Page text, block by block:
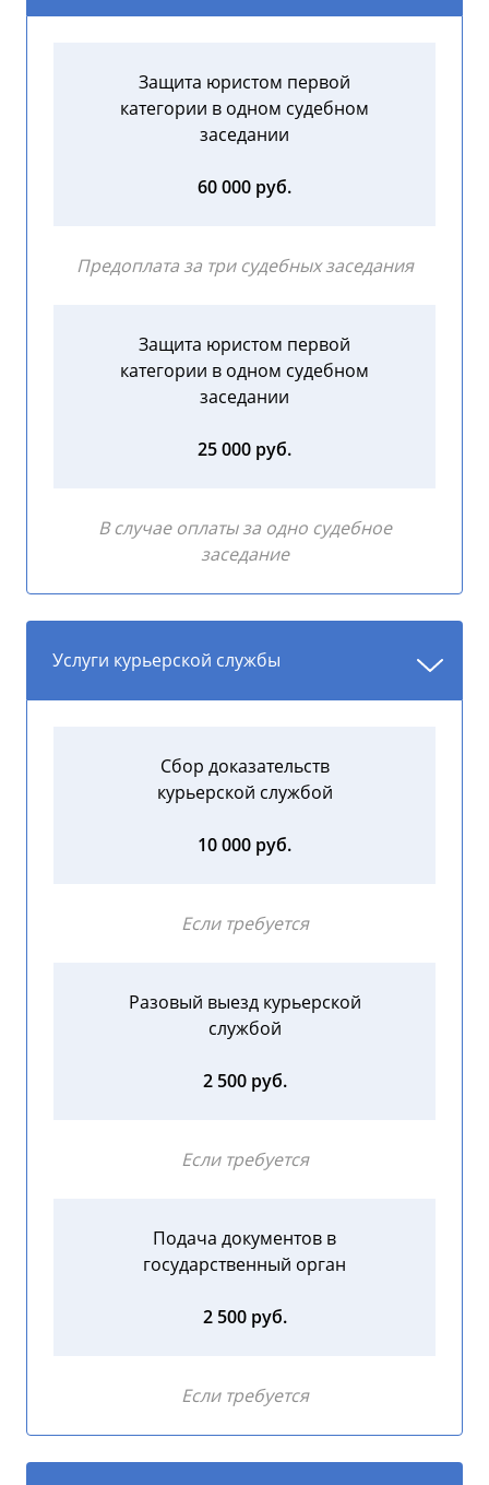
Защита юристом первой
категории в одном судебном
заседании
60 000 руб.
Предоплата за три судебных заседания
Защита юристом первой
категории в одном судебном
заседании
25 000 руб.
В случае оплаты за одно судебное
заседание
Услуги курьерской службы
Сбор доказательств
курьерской службой
10 000 руб.
Если требуется
Разовый выезд курьерской
службой
2 500 руб.
Если требуется
Подача документов в
государственный орган
2 500 руб.
Если требуется